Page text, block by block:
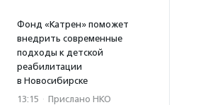
Фонд «Катрен» поможет
внедрить современные
подходы к детской
реабилитации
в Новосибирске
13:15 · Прислано НКО